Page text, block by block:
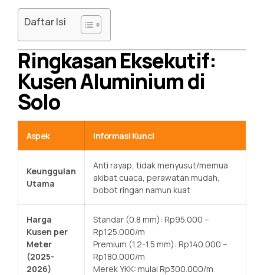
Daftar Isi
Ringkasan Eksekutif:
Kusen Aluminium di
Solo
Aspek Informasi Kunci
Keunggulan
Utama
Anti rayap, tidak menyusut/memua
akibat cuaca, perawatan mudah,
bobot ringan namun kuat
Harga
Kusen per
Meter
(2025-
2026)
Standar (0.8 mm): Rp95.000 –
Rp125.000/m
Premium (1.2-1.5 mm): Rp140.000 –
Rp180.000/m
Merek YKK: mulai Rp300.000/m